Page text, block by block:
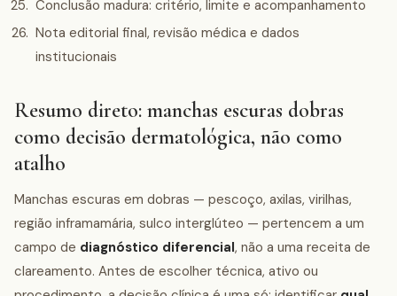
Conclusão madura: critério, limite e acompanhamento
Nota editorial final, revisão médica e dados
institucionais
Resumo direto: manchas escuras dobras
como decisão dermatológica, não como
atalho
Manchas escuras em dobras — pescoço, axilas, virilhas,
região inframamária, sulco interglúteo — pertencem a um
campo de diagnóstico diferencial, não a uma receita de
clareamento. Antes de escolher técnica, ativo ou